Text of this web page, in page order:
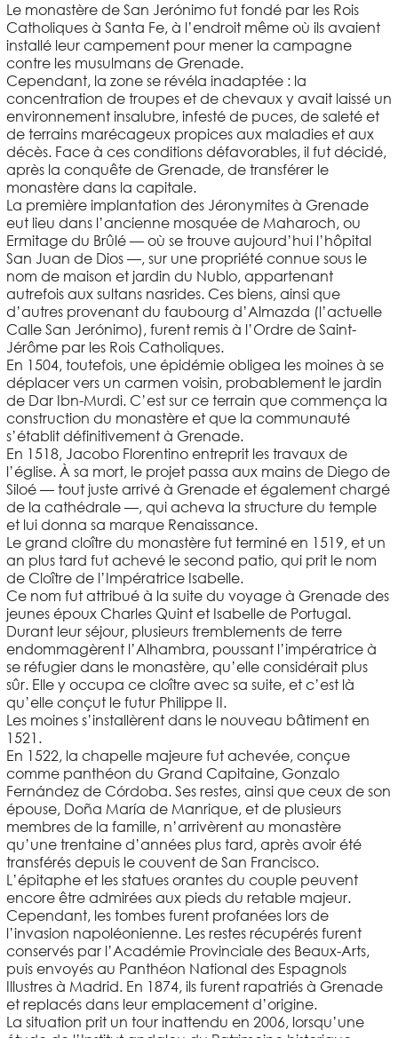
Le monastère de San Jerónimo fut fondé par les Rois
Catholiques à Santa Fe, à l’endroit même où ils avaient
installé leur campement pour mener la campagne
contre les musulmans de Grenade.
Cependant, la zone se révéla inadaptée : la
concentration de troupes et de chevaux y avait laissé un
environnement insalubre, infesté de puces, de saleté et
de terrains marécageux propices aux maladies et aux
décès. Face à ces conditions défavorables, il fut décidé,
après la conquête de Grenade, de transférer le
monastère dans la capitale.
La première implantation des Jéronymites à Grenade
eut lieu dans l’ancienne mosquée de Maharoch, ou
Ermitage du Brûlé — où se trouve aujourd’hui l’hôpital
San Juan de Dios —, sur une propriété connue sous le
nom de maison et jardin du Nublo, appartenant
autrefois aux sultans nasrides. Ces biens, ainsi que
d’autres provenant du faubourg d’Almazda (l’actuelle
Calle San Jerónimo), furent remis à l’Ordre de Saint-
Jérôme par les Rois Catholiques.
En 1504, toutefois, une épidémie obligea les moines à se
déplacer vers un carmen voisin, probablement le jardin
de Dar Ibn-Murdi. C’est sur ce terrain que commença la
construction du monastère et que la communauté
s’établit définitivement à Grenade.
En 1518, Jacobo Florentino entreprit les travaux de
l’église. À sa mort, le projet passa aux mains de Diego de
Siloé — tout juste arrivé à Grenade et également chargé
de la cathédrale —, qui acheva la structure du temple
et lui donna sa marque Renaissance.
Le grand cloître du monastère fut terminé en 1519, et un
an plus tard fut achevé le second patio, qui prit le nom
de Cloître de l’Impératrice Isabelle.
Ce nom fut attribué à la suite du voyage à Grenade des
jeunes époux Charles Quint et Isabelle de Portugal.
Durant leur séjour, plusieurs tremblements de terre
endommagèrent l’Alhambra, poussant l’impératrice à
se réfugier dans le monastère, qu’elle considérait plus
sûr. Elle y occupa ce cloître avec sa suite, et c’est là
qu’elle conçut le futur Philippe II.
Les moines s’installèrent dans le nouveau bâtiment en
1521.
En 1522, la chapelle majeure fut achevée, conçue
comme panthéon du Grand Capitaine, Gonzalo
Fernández de Córdoba. Ses restes, ainsi que ceux de son
épouse, Doña María de Manrique, et de plusieurs
membres de la famille, n’arrivèrent au monastère
qu’une trentaine d’années plus tard, après avoir été
transférés depuis le couvent de San Francisco.
L’épitaphe et les statues orantes du couple peuvent
encore être admirées aux pieds du retable majeur.
Cependant, les tombes furent profanées lors de
l’invasion napoléonienne. Les restes récupérés furent
conservés par l’Académie Provinciale des Beaux-Arts,
puis envoyés au Panthéon National des Espagnols
Illustres à Madrid. En 1874, ils furent rapatriés à Grenade
et replacés dans leur emplacement d’origine.
La situation prit un tour inattendu en 2006, lorsqu’une